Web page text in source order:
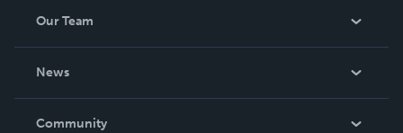
Our Team
News
In The News
Community